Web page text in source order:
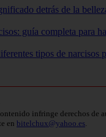
detrás de la
guía completa para
tipos de narcisos
infringe derechos de
en bitelchux@yahoo.es